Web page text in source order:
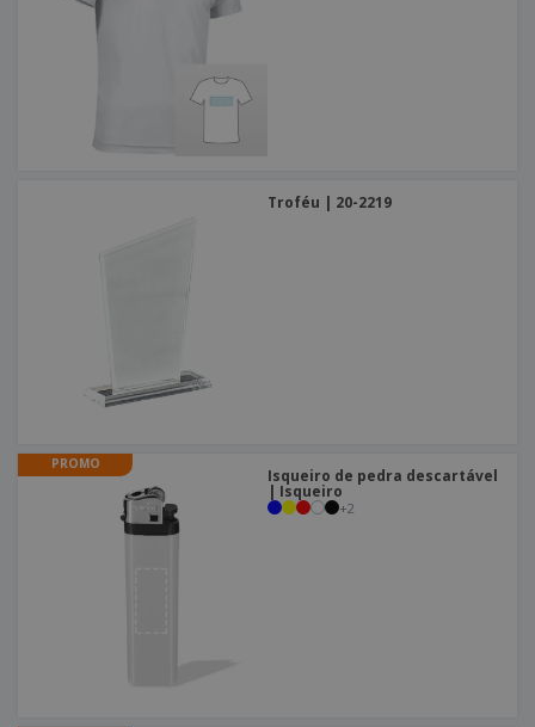
Troféu | 20-2219
PROMO
Isqueiro de pedra descartável
| Isqueiro
+2